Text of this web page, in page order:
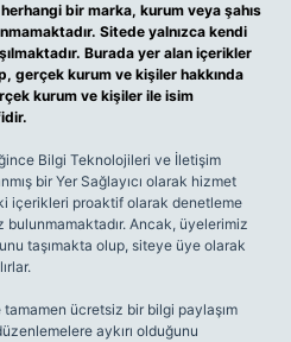
bir marka, kurum veya şahıs
Sitede yalnızca kendi
Burada yer alan içerikler
gerçek kurum ve kişiler hakkında
kurum ve kişiler ile isim
Bilgi Teknolojileri ve İletişim
bir Yer Sağlayıcı olarak hizmet
içerikleri proaktif olarak denetleme
Ancak, üyelerimiz
taşımakta olup, siteye üye olarak
ücretsiz bir bilgi paylaşım
aykırı olduğunu